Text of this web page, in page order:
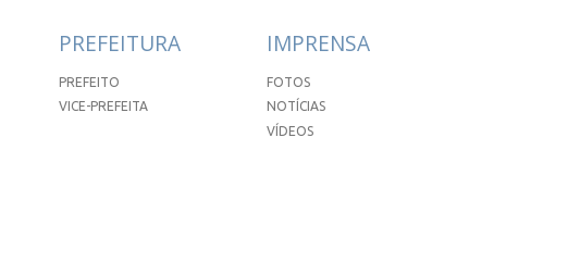
PREFEITURA
PREFEITO
VICE-PREFEITA
IMPRENSA
FOTOS
NOTÍCIAS
VÍDEOS